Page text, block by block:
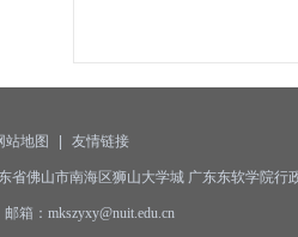
站地图 友情链接
省佛山市南海区狮山大学城 广东东软学院行
箱：mkszyxy@nuit.edu.cn